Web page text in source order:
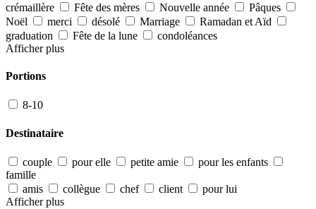
crémaillère
Fête des mères Nouvelle année
Pâques
Noël
merci désolé Marriage
Ramadan et Aïd
graduation
Fête de la lune
condoléances
Afficher plus
Portions
8-10
Destinataire
couple pour elle petite amie
pour les enfants
famille
amis
collègue chef client
pour lui
Afficher plus